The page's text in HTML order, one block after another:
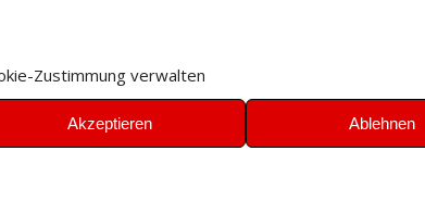
Zustimmung verwalten
Akzeptieren Ablehnen